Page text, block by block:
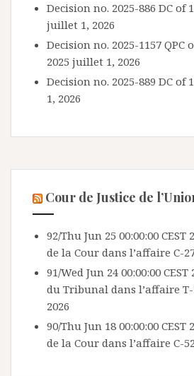
Decision no. 2025-886 DC of
juillet 1, 2026
Decision no. 2025-1157 QPC
2025 juillet 1, 2026
Decision no. 2025-889 DC of
1, 2026
Cour de Justice de
92/Thu Jun 25 00:00:00
de la Cour dans l’affaire C-
91/Wed Jun 24 00:00:00
du Tribunal dans l’affaire T-
2026
90/Thu Jun 18 00:00:00
de la Cour dans l’affaire C-